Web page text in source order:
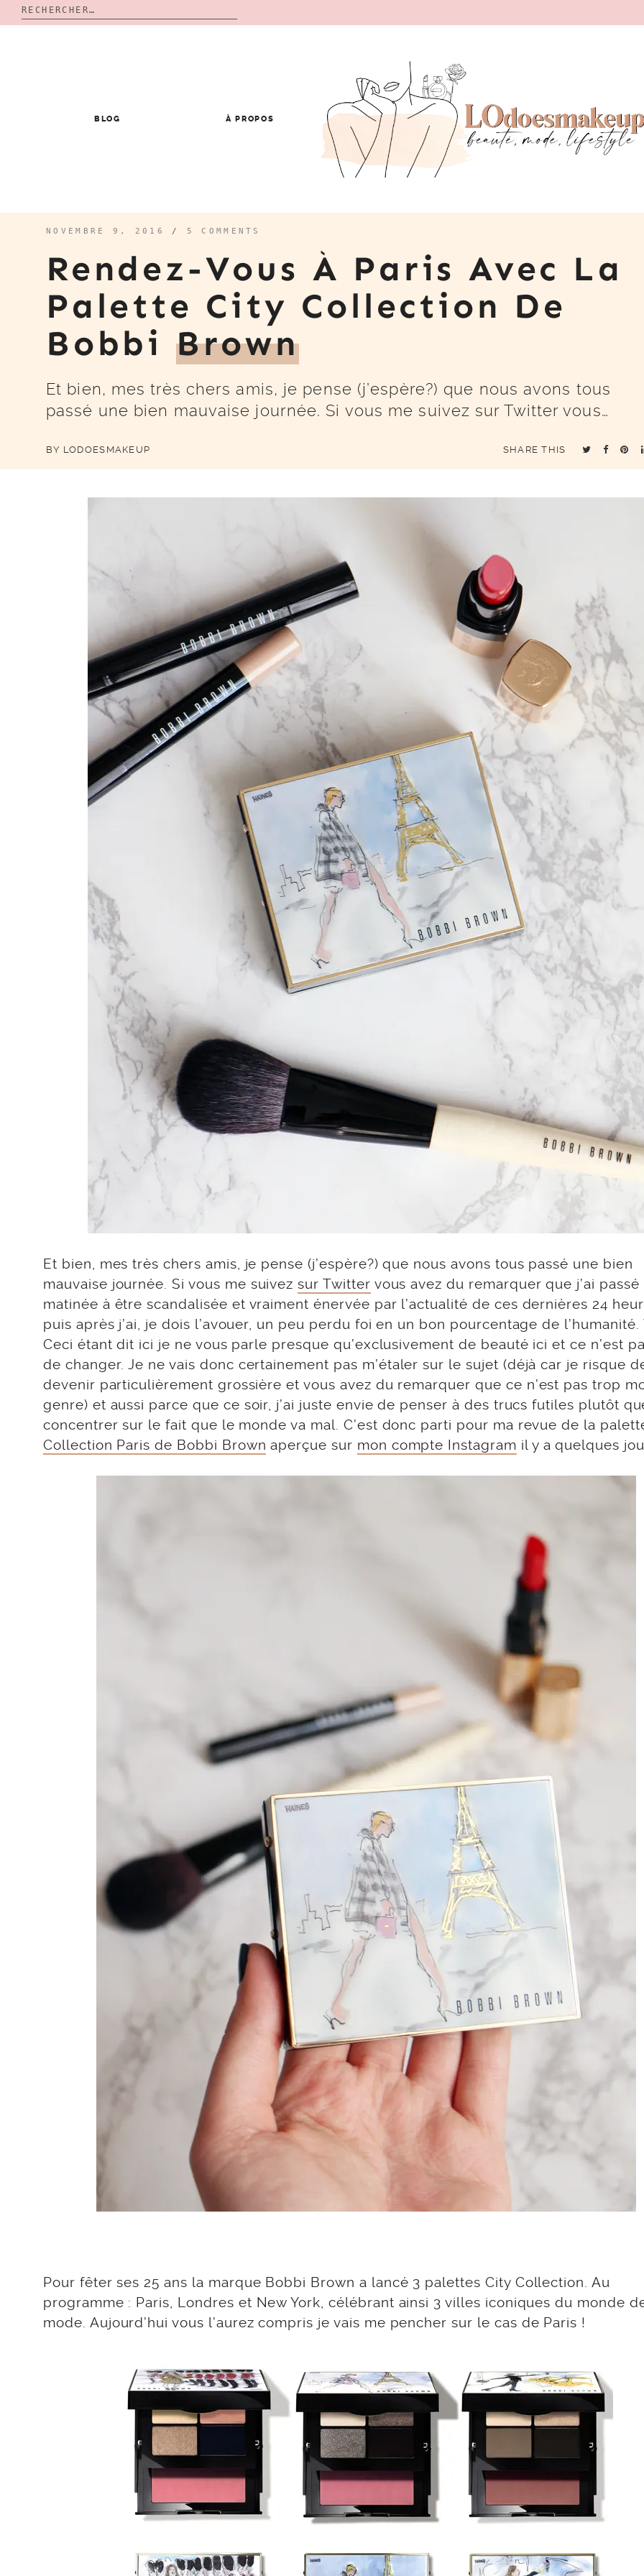
Rechercher :
BLOG À PROPOS
NOVEMBRE 9, 2016 / 5 COMMENTS
Rendez-Vous À Paris Avec La
Palette City Collection De
Bobbi Brown
Et bien, mes très chers amis, je pense (j’espère?) que nous avons tous
passé une bien mauvaise journée. Si vous me suivez sur Twitter vous…
BY LODOESMAKEUP SHARE THIS
Et bien, mes très chers amis, je pense (j’espère?) que nous avons tous passé une bien
mauvaise journée. Si vous me suivezsur Twitter vous avez du remarquer que j’ai passé
matinée à être scandalisée et vraiment énervée par l’actualité de ces dernières 24
puis après j’ai, je dois l’avouer, un peu perdu foi en un bon pourcentage de l’humanité.
Ceci étant dit ici je ne vous parle presque qu’exclusivement de beauté ici et ce n’est
de changer. Je ne vais donc certainement pas m’étaler sur le sujet (déjà car je risque
devenir particulièrement grossière et vous avez du remarquer que ce n’est pas trop
genre) et aussi parce que ce soir, j’ai juste envie de penser à des trucs futiles plutôt
concentrer sur le fait que le monde va mal. C’est donc parti pour ma revue de la
Collection Paris de Bobbi Brown aperçue sur mon compte Instagram il y a quelques
Pour fêter ses 25 ans la marque Bobbi Brown a lancé 3 palettes City Collection. Au
programme : Paris, Londres et New York, célébrant ainsi 3 villes iconiques du monde
mode. Aujourd’hui vous l’aurez compris je vais me pencher sur le cas de Paris !